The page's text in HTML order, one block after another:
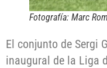
Fotografía: Marc
El conjunto de Sergi
inaugural de la Liga